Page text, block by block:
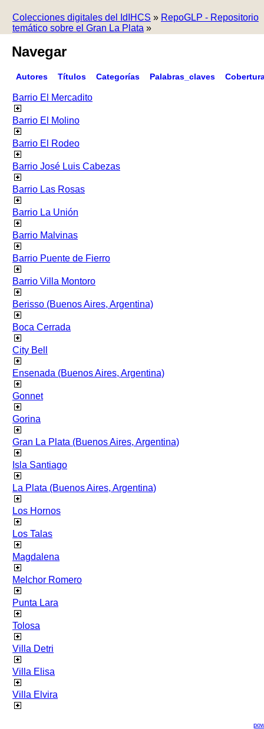
Colecciones digitales del IdIHCS » RepoGLP - Repositorio
temático sobre el Gran La Plata »
Navegar
Autores Títulos Categorías Palabras_claves
Barrio El Mercadito
Barrio El Molino
Barrio El Rodeo
Barrio José Luis Cabezas
Barrio Las Rosas
Barrio La Unión
Barrio Malvinas
Barrio Puente de Fierro
Barrio Villa Montoro
Berisso (Buenos Aires, Argentina)
Boca Cerrada
City Bell
Ensenada (Buenos Aires, Argentina)
Gonnet
Gorina
Gran La Plata (Buenos Aires, Argentina)
Isla Santiago
La Plata (Buenos Aires, Argentina)
Los Hornos
Los Talas
Magdalena
Melchor Romero
Punta Lara
Tolosa
Villa Detri
Villa Elisa
Villa Elvira